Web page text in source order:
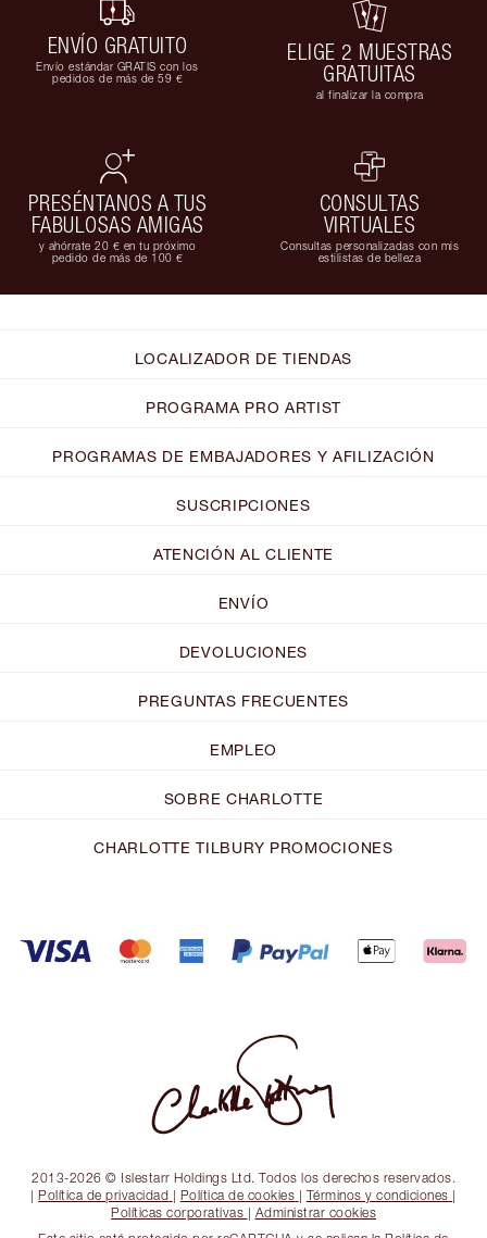
ENVÍO GRATUITO
Envío estándar GRATIS con los
pedidos de más de 59 €
ELIGE 2 MUESTRAS
GRATUITAS
al finalizar la compra
PRESÉNTANOS A TUS
FABULOSAS AMIGAS
y ahórrate 20 € en tu próximo
pedido de más de 100 €
CONSULTAS
VIRTUALES
Consultas personalizadas con mis
estilistas de belleza
LOCALIZADOR DE TIENDAS
PROGRAMA PRO ARTIST
PROGRAMAS DE EMBAJADORES Y AFILIZACIÓN
SUSCRIPCIONES
ATENCIÓN AL CLIENTE
ENVÍO
DEVOLUCIONES
PREGUNTAS FRECUENTES
EMPLEO
SOBRE CHARLOTTE
CHARLOTTE TILBURY PROMOCIONES
2013-2026 © Islestarr Holdings Ltd. Todos los derechos reservados.
| Política de privacidad | Política de cookies | Términos y condiciones |
Políticas corporativas | Administrar cookies